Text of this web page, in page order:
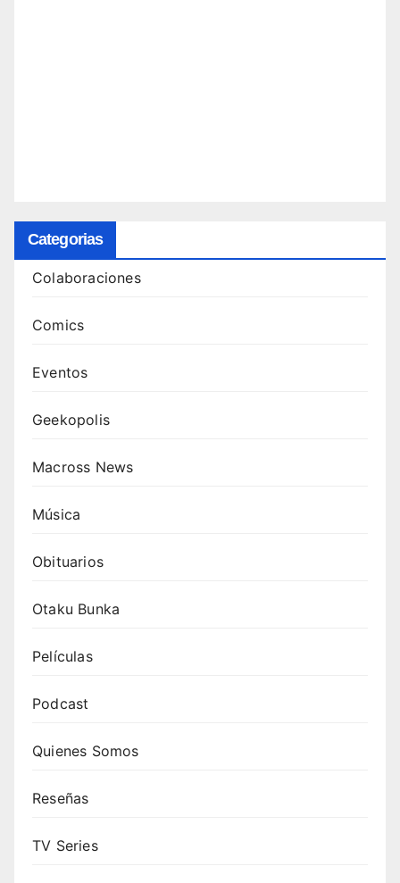
Categorias
Colaboraciones
Comics
Eventos
Geekopolis
Macross News
Música
Obituarios
Otaku Bunka
Películas
Podcast
Quienes Somos
Reseñas
TV Series